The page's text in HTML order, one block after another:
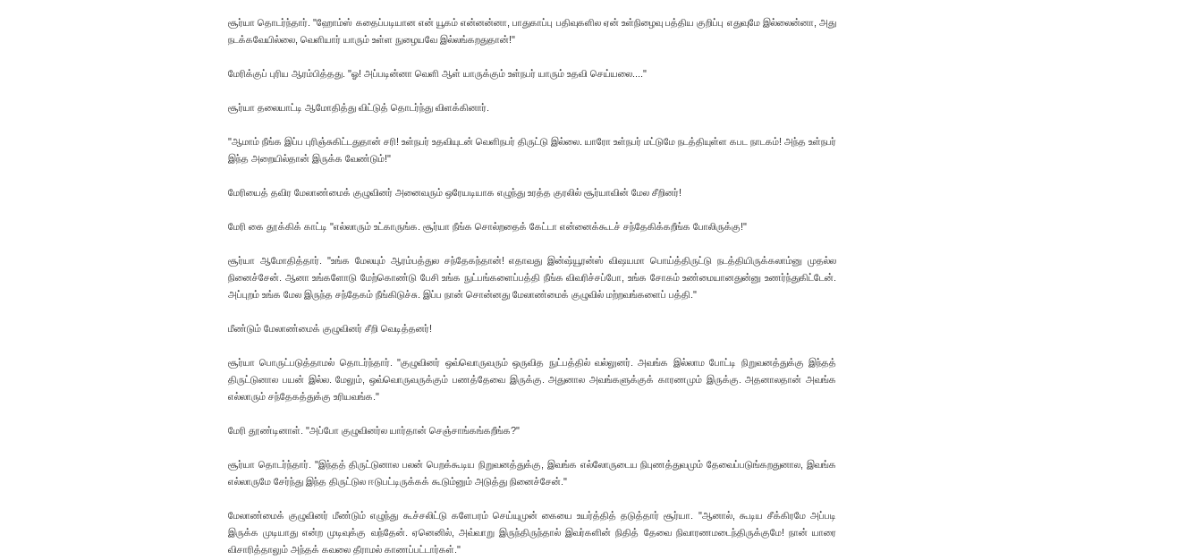
சூர்யா தொடர்ந்தார். "ஹோம்ஸ் கதைப்படியான என் யூகம் என்னன்னா, பாதுகாப்பு பதிவுகளில ஏன் உள்நிழைவு பத்திய குறிப்பு எதுவுமே இல்லைன்னா, அது
நடக்கவேயில்லை, வெளியார் யாரும் உள்ள நுழையவே இல்லங்கறதுதான்!"
மேரிக்குப் புரிய ஆரம்பித்தது. "ஓ! அப்படின்னா வெளி ஆள் யாருக்கும் உள்நபர் யாரும் உதவி செய்யலை...."
சூர்யா தலையாட்டி ஆமோதித்து விட்டுத் தொடர்ந்து விளக்கினார்.
"ஆமாம் நீங்க இப்ப புரிஞ்சுகிட்டதுதான் சரி! உள்நபர் உதவியுடன் வெளிநபர் திருட்டு இல்லை. யாரோ உள்நபர் மட்டுமே நடத்தியுள்ள கபட நாடகம்! அந்த உள்நபர்
இந்த அறையில்தான் இருக்க வேண்டும்!"
மேரியைத் தவிர மேலாண்மைக் குழுவினர் அனைவரும் ஒரேயடியாக எழுந்து உரத்த குரலில் சூர்யாவின் மேல சீறினர்!
மேரி கை தூக்கிக் காட்டி "எல்லாரும் உட்காருங்க. சூர்யா நீங்க சொல்றதைக் கேட்டா என்னைக்கூடச் சந்தேகிக்கறீங்க போலிருக்கு!"
சூர்யா ஆமோதித்தார். "உங்க மேலயும் ஆரம்பத்துல சந்தேகந்தான்! எதாவது இன்ஷ்யூரன்ஸ் விஷயமா பொய்த்திருட்டு நடத்தியிருக்கலாம்னு முதல்ல
நினைச்சேன். ஆனா உங்களோடு மேற்கொண்டு பேசி உங்க நுட்பங்களைப்பத்தி நீங்க விவரிச்சப்போ, உங்க சோகம் உண்மையானதுன்னு உணர்ந்துகிட்டேன்.
அப்புறம் உங்க மேல இருந்த சந்தேகம் நீங்கிடுச்சு. இப்ப நான் சொன்னது மேலாண்மைக் குழுவில் மற்றவங்களைப் பத்தி."
மீண்டும் மேலாண்மைக் குழுவினர் சீறி வெடித்தனர்!
சூர்யா பொருட்படுத்தாமல் தொடர்ந்தார். "குழுவினர் ஒவ்வொருவரும் ஒருவித நுட்பத்தில் வல்லுனர். அவங்க இல்லாம போட்டி நிறுவனத்துக்கு இந்தத்
திருட்டுனால பயன் இல்ல. மேலும், ஒவ்வொருவருக்கும் பணத்தேவை இருக்கு. அதுனால அவங்களுக்குக் காரணமும் இருக்கு. அதனாலதான் அவங்க
எல்லாரும் சந்தேகத்துக்கு உரியவங்க."
மேரி தூண்டினாள். "அப்போ குழுவினர்ல யார்தான் செஞ்சாங்கங்கறீங்க?"
சூர்யா தொடர்ந்தார். "இந்தத் திருட்டுனால பலன் பெறக்கூடிய நிறுவனத்துக்கு, இவங்க எல்லோருடைய நிபுணத்துவமும் தேவைப்படுங்கறதுனால, இவங்க
எல்லாருமே சேர்ந்து இந்த திருட்டுல ஈடுபட்டிருக்கக் கூடும்னும் அடுத்து நினைச்சேன்."
மேலாண்மைக் குழுவினர் மீண்டும் எழுந்து கூச்சலிட்டு களேபரம் செய்யுமுன் கையை உயர்த்தித் தடுத்தார் சூர்யா. "ஆனால், கூடிய சீக்கிரமே அப்படி
இருக்க முடியாது என்ற முடிவுக்கு வந்தேன். ஏனெனில், அவ்வாறு இருந்திருந்தால் இவர்களின் நிதித் தேவை நிவாரணமடைந்திருக்குமே! நான் யாரை
விசாரித்தாலும் அந்தக் கவலை தீராமல் காணப்பட்டார்கள்."